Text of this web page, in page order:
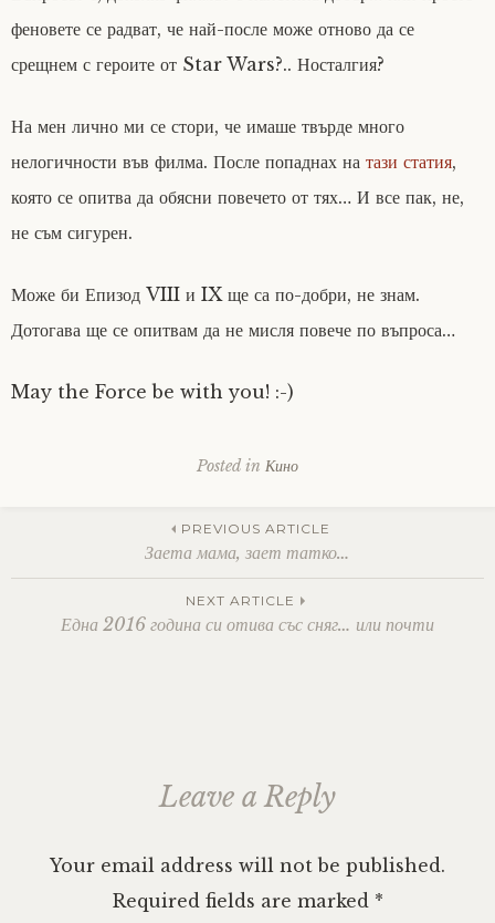
феновете се радват, че най-после може отново да се
срещнем с героите от Star Wars?.. Носталгия?
На мен лично ми се стори, че имаше твърде много
нелогичности във филма. После попаднах на тази статия,
която се опитва да обясни повечето от тях… И все пак, не,
не съм сигурен.
Може би Епизод VIII и IX ще са по-добри, не знам.
Дотогава ще се опитвам да не мисля повече по въпроса…
May the Force be with you! :-)
Posted in Кино
navigation
PREVIOUS ARTICLE
Заета мама, зает татко…
NEXT ARTICLE
Една 2016 година си отива със сняг… или почти
Leave a Reply
Your email address will not be published.
Required fields are marked *